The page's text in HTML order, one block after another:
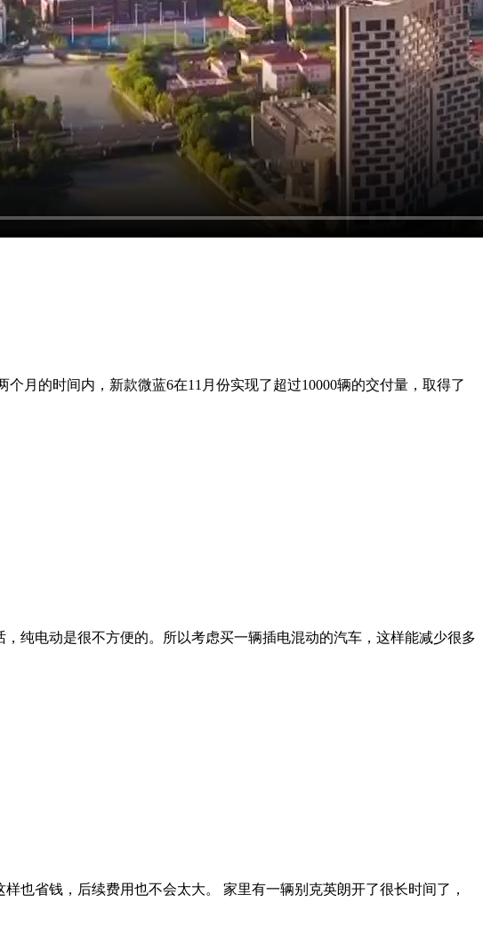
演绎，更具视觉冲击力。